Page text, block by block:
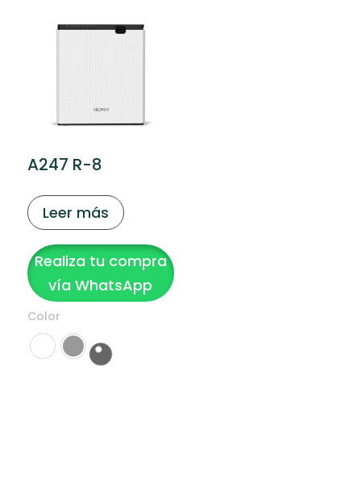
A247 R-8
Leer más
Realiza tu compra
vía WhatsApp
Color